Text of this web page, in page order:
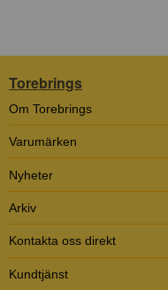
Torebrings
Om Torebrings
Varumärken
Nyheter
Arkiv
Kontakta oss direkt
Kundtjänst